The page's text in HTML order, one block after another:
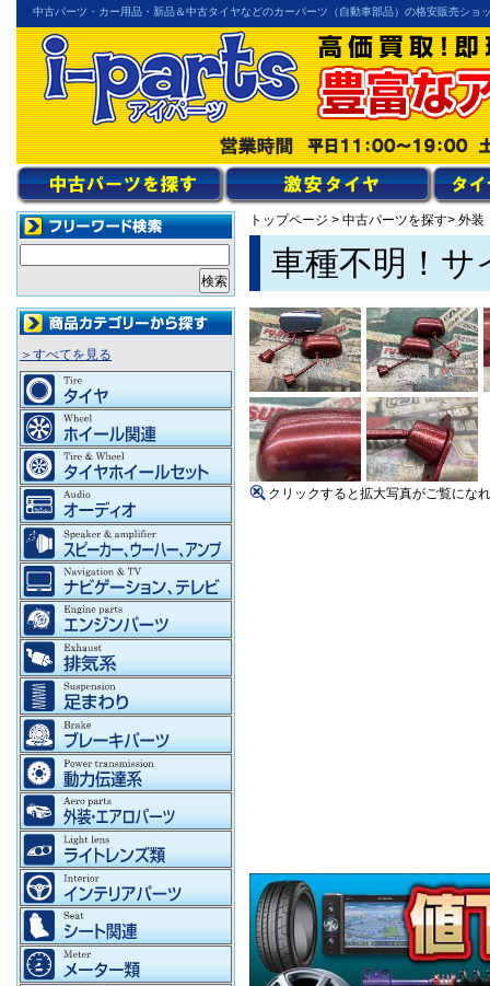
中古パーツ・カー用品・新品＆中古タイヤなどのカーパーツ（自動車部品）の格安販売ショ
トップページ > 中古パーツを探す> 外装
車種不明！サ
クリックすると拡大写真がご覧にな
＞すべてを見る